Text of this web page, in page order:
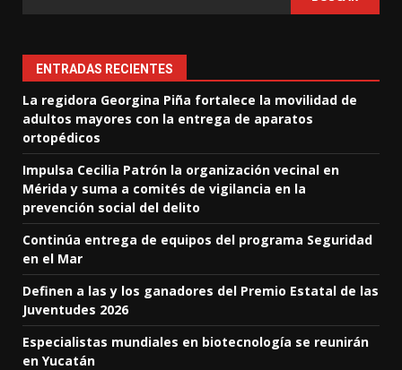
ENTRADAS RECIENTES
La regidora Georgina Piña fortalece la movilidad de
adultos mayores con la entrega de aparatos
ortopédicos
Impulsa Cecilia Patrón la organización vecinal en
Mérida y suma a comités de vigilancia en la
prevención social del delito
Continúa entrega de equipos del programa Seguridad
en el Mar
Definen a las y los ganadores del Premio Estatal de las
Juventudes 2026
Especialistas mundiales en biotecnología se reunirán
en Yucatán